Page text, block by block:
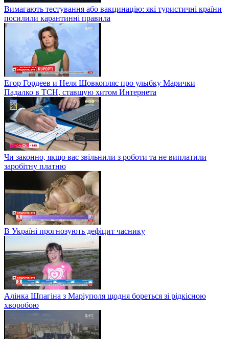
Вимагають тестування або вакцинацію: які туристичні країни
посилили карантинні правила
Егор Гордеев и Неля Шовкопляс про улыбку Марички
Падалко в ТСН, ставшую хитом Интернета
Чи законно, якщо вас звільнили з роботи та не виплатили
заробітну платню
В Україні прогнозують дефіцит часнику
Алінка Шпагіна з Маріуполя щодня бореться зі рідкісною
хворобою